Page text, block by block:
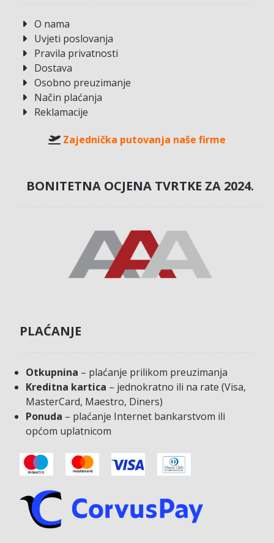
O nama
Uvjeti poslovanja
Pravila privatnosti
Dostava
Osobno preuzimanje
Način plaćanja
Reklamacije
Zajednička putovanja naše firme
BONITETNA OCJENA TVRTKE ZA 2024.
PLAĆANJE
Otkupnina – plaćanje prilikom preuzimanja
Kreditna kartica – jednokratno ili na rate (Visa,
MasterCard, Maestro, Diners)
Ponuda – plaćanje Internet bankarstvom ili
općom uplatnicom